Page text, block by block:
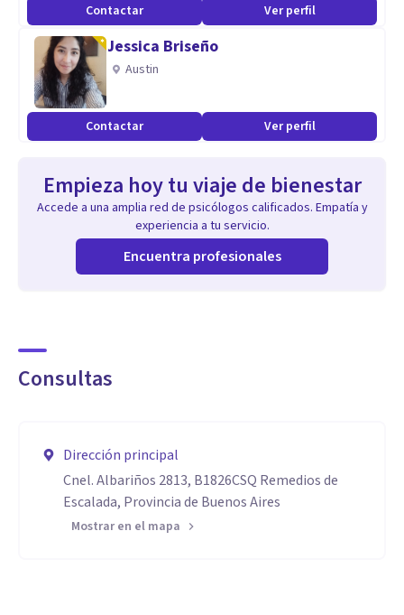
Contactar Ver perfil
Jessica Briseño
Austin
Contactar Ver perfil
Empieza hoy tu viaje de bienestar
Accede a una amplia red de psicólogos calificados. Empatía y
experiencia a tu servicio.
Encuentra profesionales
Consultas
Dirección principal
Cnel. Albariños 2813, B1826CSQ Remedios de
Escalada, Provincia de Buenos Aires
Mostrar en el mapa